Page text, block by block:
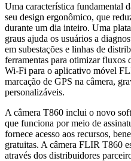
Uma característica fundamental
seu design ergonômico, que
durante um dia inteiro. Uma
graus ajuda os usuários a
em subestações e linhas de
ferramentas para otimizar fluxos
Wi-Fi para o aplicativo móvel
marcação de GPS na câmera,
personalizáveis.
A câmera T860 inclui o novo
que funciona por meio de
fornece acesso aos recursos,
gratuitas. A câmera FLIR T860
através dos distribuidores